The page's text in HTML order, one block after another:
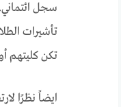
سجل
تأشيرات
تكن كليتهم
ايضاً نظرًا